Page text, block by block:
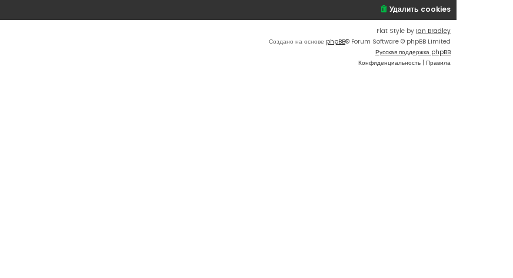
Удалить cookies
Flat Style by Ian Bradley
Создано на основе phpBB® Forum Software © phpBB Limited
Русская поддержка phpBB
Конфиденциальность | Правила